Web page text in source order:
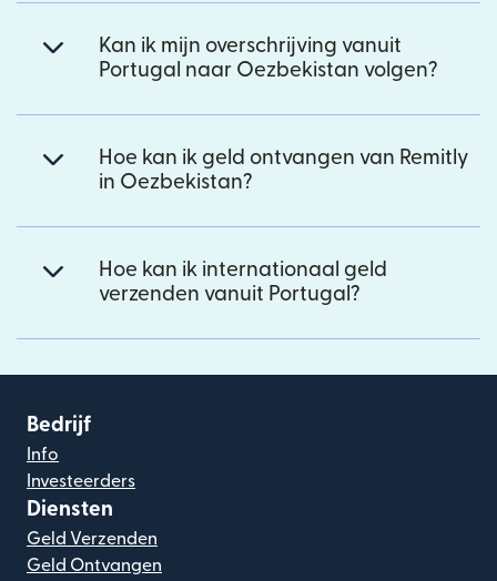
Kan ik mijn overschrijving vanuit
Portugal naar Oezbekistan volgen?
Hoe kan ik geld ontvangen van Remitly
in Oezbekistan?
Hoe kan ik internationaal geld
verzenden vanuit Portugal?
Bedrijf
Info
Investeerders
Diensten
Geld Verzenden
Geld Ontvangen